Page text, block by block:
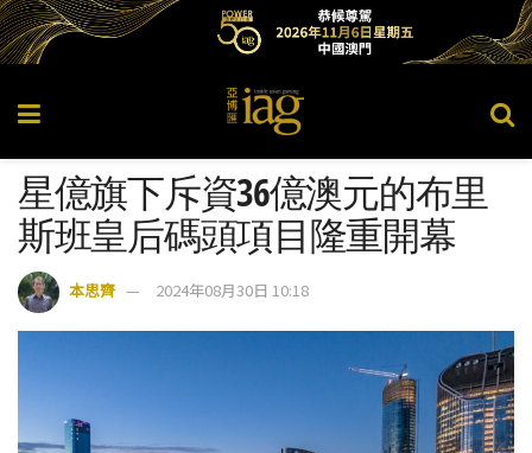
星億旗下斥資36億澳元的布里
斯班皇后碼頭項目隆重開幕
本思齊 2024年08月30日 10:18